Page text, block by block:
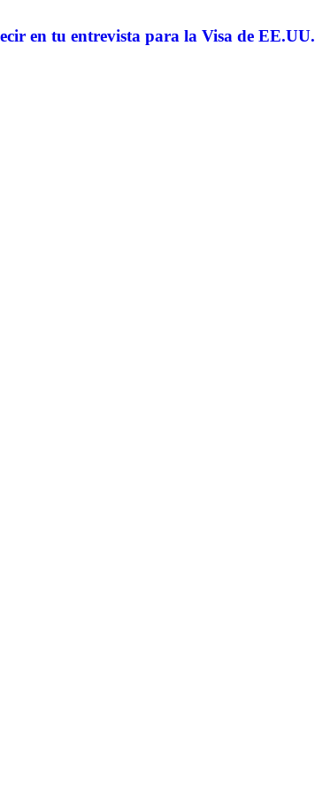
en tu entrevista para la Visa de EE.UU.